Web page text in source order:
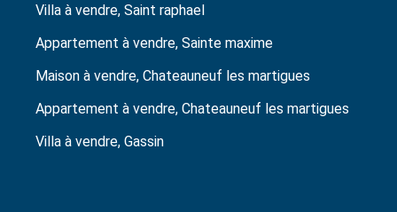
Villa à vendre, Saint raphael
Appartement à vendre, Sainte maxime
Maison à vendre, Chateauneuf les martigues
Appartement à vendre, Chateauneuf les martigues
Villa à vendre, Gassin